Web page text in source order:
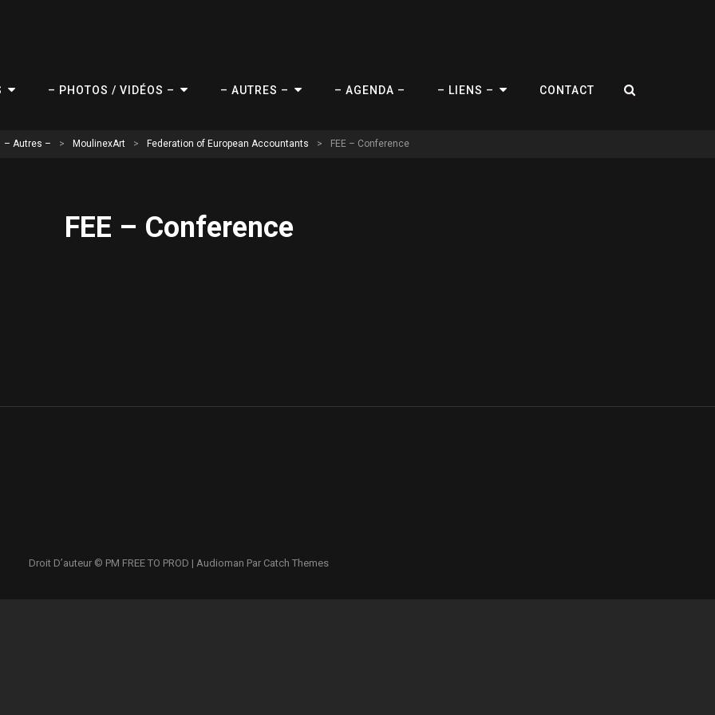
– PHOTOS / VIDÉOS – – AUTRES – – AGENDA – – LIENS – CONTACT
– Autres – > MoulinexArt > Federation of European Accountants > FEE – Conference
FEE – Conference
Droit D’auteur © PM FREE TO PROD | Audioman Par Catch Themes